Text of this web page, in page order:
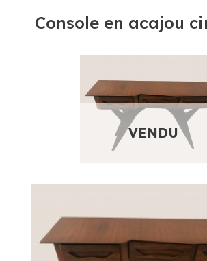
Console en acajou